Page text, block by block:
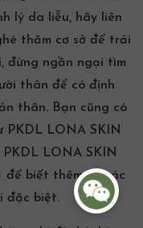
lý da liễu, hãy liên
thăm cơ sở để trải
đừng ngần ngại tìm
thân để có định
thân. Bạn cũng có
PKDL LONA SKIN
PKDL LONA SKIN
để biết thêm về các
đặc biệt.